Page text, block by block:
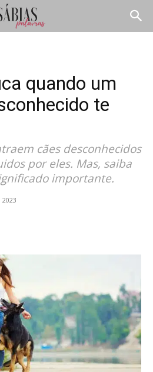
quando um
te
cães desconhecidos
por eles. Mas, saiba
importante.
2023